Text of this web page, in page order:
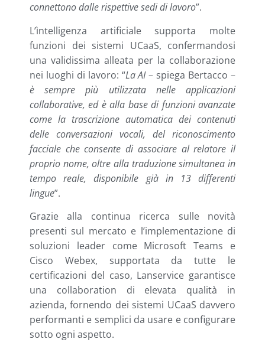
connettono dalle rispettive sedi di lavoro”.
L’ìntelligenza artificiale supporta molte
funzioni dei sistemi UCaaS, confermandosi
una validissima alleata per la collaborazione
nei luoghi di lavoro: “La AI– spiega Bertacco –
è sempre più utilizzata nelle applicazioni
collaborative, ed è alla base di funzioni avanzate
come la trascrizione automatica dei contenuti
delle conversazioni vocali, del riconoscimento
facciale che consente di associare al relatore il
proprio nome, oltre alla traduzione simultanea in
tempo reale, disponibile già in 13 differenti
lingue”.
Grazie alla continua ricerca sulle novità
presenti sul mercato e l’implementazione di
soluzioni leader come Microsoft Teams e
Cisco Webex, supportata da tutte le
certificazioni del caso, Lanservice garantisce
una collaboration di elevata qualità in
azienda, fornendo dei sistemi UCaaS davvero
performanti e semplici da usare e configurare
sotto ogni aspetto.